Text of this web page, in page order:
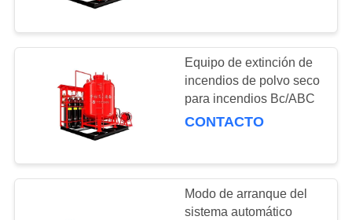
CONTROL
DE
CALIDAD
SOLICITAR
UNA
COTIZACIÓN
Sistemas y equipos
de espuma
121
Equipo de extinción de
incendios de polvo seco
para incendios Bc/ABC
CONTACTO
Modo de arranque del
sistema automático